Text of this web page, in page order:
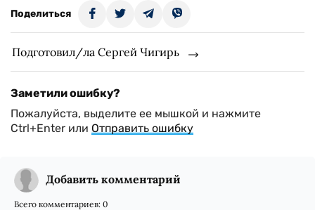
Поделиться
Подготовил/ла Сергей Чигирь
Заметили ошибку?
Пожалуйста, выделите ее мышкой и нажмите
Ctrl+Enter или Отправить ошибку
Добавить комментарий
Всего комментариев: 0